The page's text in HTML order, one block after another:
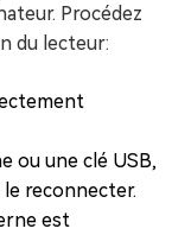
Procédez
du lecteur:
ou une clé USB,
reconnecter.
est